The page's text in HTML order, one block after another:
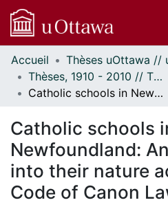
Communautés
et collections
Parcourir
À propos
Accueil
Thèses, 1910 - 2010 // Theses, 1910 - 2010
Catholic schools in Newfoundland: An investigation into their nature according to the Code of Canon Law.
Catholic schools
Newfoundland:
into their nature
Code of Canon